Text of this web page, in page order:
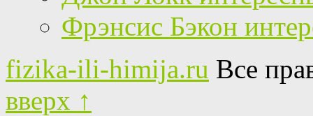
Фрэнсис Бэкон
fizika-ili-himija.ru Все
вверх ↑